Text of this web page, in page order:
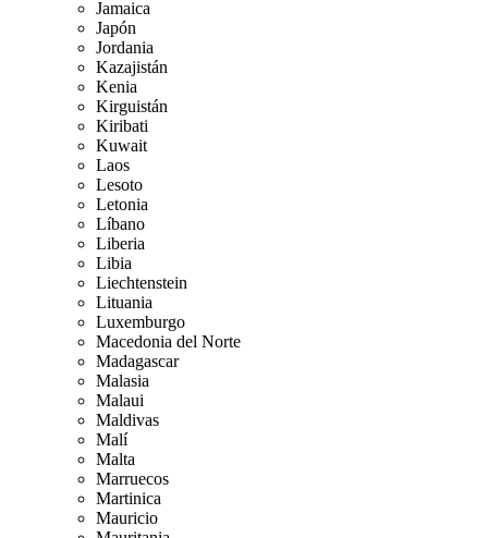
Jamaica
Japón
Jordania
Kazajistán
Kenia
Kirguistán
Kiribati
Kuwait
Laos
Lesoto
Letonia
Líbano
Liberia
Libia
Liechtenstein
Lituania
Luxemburgo
Macedonia del Norte
Madagascar
Malasia
Malaui
Maldivas
Malí
Malta
Marruecos
Martinica
Mauricio